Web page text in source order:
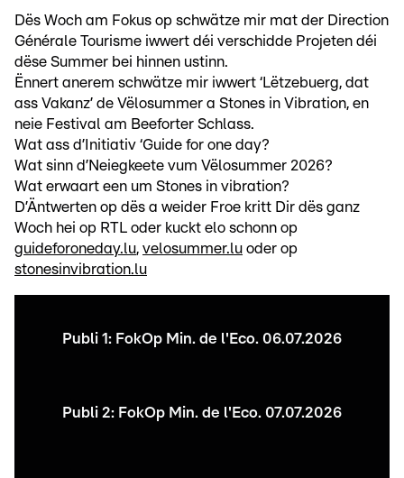
Dës Woch am Fokus op schwätze mir mat der Direction
Générale Tourisme iwwert déi verschidde Projeten déi
dëse Summer bei hinnen ustinn.
Ënnert anerem schwätze mir iwwert ‘Lëtzebuerg, dat
ass Vakanz’ de Vëlosummer a Stones in Vibration, en
neie Festival am Beeforter Schlass.
Wat ass d’Initiativ ‘Guide for one day?
Wat sinn d’Neiegkeete vum Vëlosummer 2026?
Wat erwaart een um Stones in vibration?
D’Äntwerten op dës a weider Froe kritt Dir dës ganz
Woch hei op RTL oder kuckt elo schonn op
guideforoneday.lu, velosummer.lu oder op
stonesinvibration.lu
Publi 1: FokOp Min. de l'Eco. 06.07.2026
Publi 2: FokOp Min. de l'Eco. 07.07.2026